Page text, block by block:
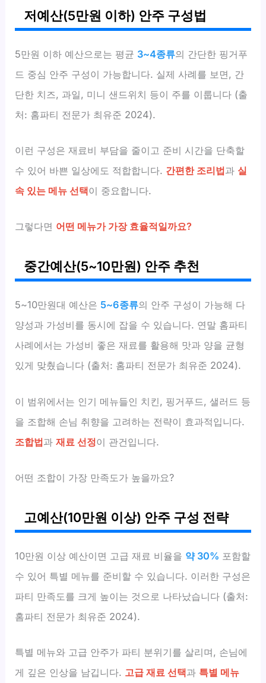
저예산(5만원 이하) 안주 구성법
5만원 이하 예산으로는 평균 3~4종류의 간단한 핑거푸
드 중심 안주 구성이 가능합니다. 실제 사례를 보면, 간
단한 치즈, 과일, 미니 샌드위치 등이 주를 이룹니다 (출
처: 홈파티 전문가 최유준 2024).
이런 구성은 재료비 부담을 줄이고 준비 시간을 단축할
수 있어 바쁜 일상에도 적합합니다. 간편한 조리법과 실
속 있는 메뉴 선택이 중요합니다.
그렇다면 어떤 메뉴가 가장 효율적일까요?
중간예산(5~10만원) 안주 추천
5~10만원대 예산은 5~6종류의 안주 구성이 가능해 다
양성과 가성비를 동시에 잡을 수 있습니다. 연말 홈파티
사례에서는 가성비 좋은 재료를 활용해 맛과 양을 균형
있게 맞췄습니다 (출처: 홈파티 전문가 최유준 2024).
이 범위에서는 인기 메뉴들인 치킨, 핑거푸드, 샐러드 등
을 조합해 손님 취향을 고려하는 전략이 효과적입니다.
조합법과재료 선정이 관건입니다.
어떤 조합이 가장 만족도가 높을까요?
고예산(10만원 이상) 안주 구성 전략
10만원 이상 예산이면 고급 재료 비율을 약 30% 포함할
수 있어 특별 메뉴를 준비할 수 있습니다. 이러한 구성은
파티 만족도를 크게 높이는 것으로 나타났습니다 (출처:
홈파티 전문가 최유준 2024).
특별 메뉴와 고급 안주가 파티 분위기를 살리며, 손님에
게 깊은 인상을 남깁니다. 고급 재료 선택과 특별 메뉴